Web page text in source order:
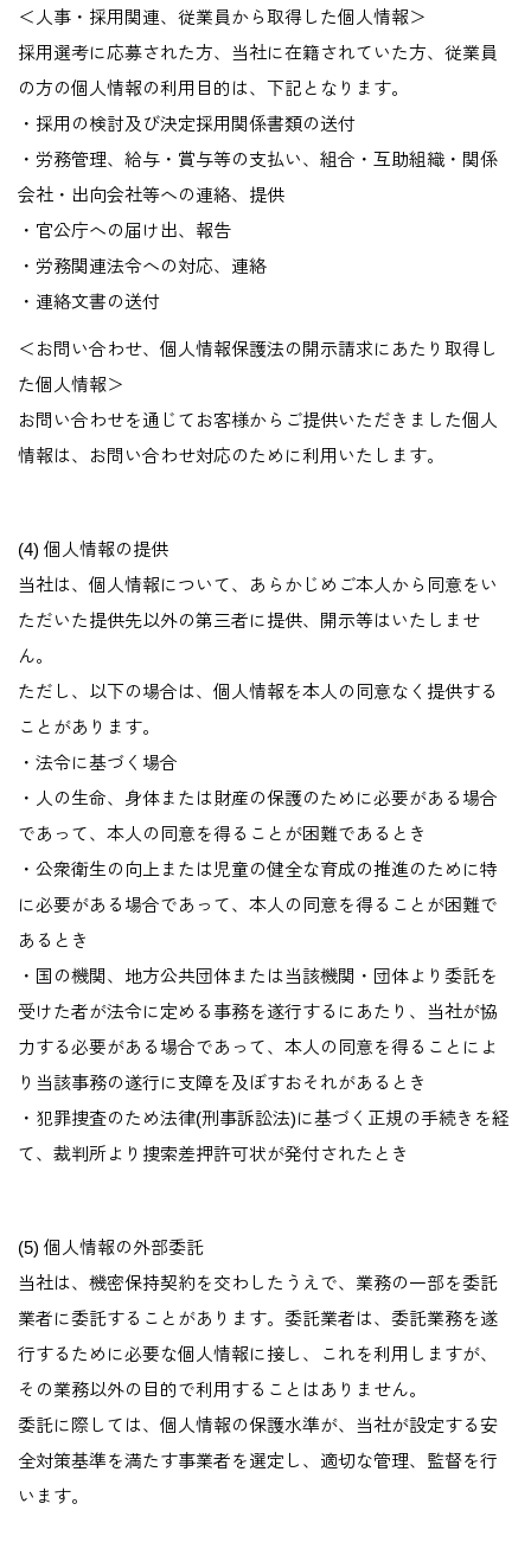
＜人事・採用関連、従業員から取得した個人情報＞
採用選考に応募された方、当社に在籍されていた方、従業員
の方の個人情報の利用目的は、下記となります。
・採用の検討及び決定採用関係書類の送付
・労務管理、給与・賞与等の支払い、組合・互助組織・関係
会社・出向会社等への連絡、提供
・官公庁への届け出、報告
・労務関連法令への対応、連絡
・連絡文書の送付
＜お問い合わせ、個人情報保護法の開示請求にあたり取得し
た個人情報＞
お問い合わせを通じてお客様からご提供いただきました個人
情報は、お問い合わせ対応のために利用いたします。
(4) 個人情報の提供
当社は、個人情報について、あらかじめご本人から同意をい
ただいた提供先以外の第三者に提供、開示等はいたしませ
ん。
ただし、以下の場合は、個人情報を本人の同意なく提供する
ことがあります。
・法令に基づく場合
・人の生命、身体または財産の保護のために必要がある場合
であって、本人の同意を得ることが困難であるとき
・公衆衛生の向上または児童の健全な育成の推進のために特
に必要がある場合であって、本人の同意を得ることが困難で
あるとき
・国の機関、地方公共団体または当該機関・団体より委託を
受けた者が法令に定める事務を遂行するにあたり、当社が協
力する必要がある場合であって、本人の同意を得ることによ
り当該事務の遂行に支障を及ぼすおそれがあるとき
・犯罪捜査のため法律(刑事訴訟法)に基づく正規の手続きを経
て、裁判所より捜索差押許可状が発付されたとき
(5) 個人情報の外部委託
当社は、機密保持契約を交わしたうえで、業務の一部を委託
業者に委託することがあります。委託業者は、委託業務を遂
行するために必要な個人情報に接し、これを利用しますが、
その業務以外の目的で利用することはありません。
委託に際しては、個人情報の保護水準が、当社が設定する安
全対策基準を満たす事業者を選定し、適切な管理、監督を行
います。